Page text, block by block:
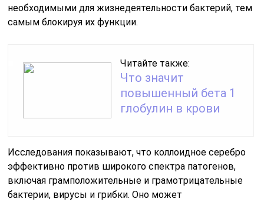
необходимыми для жизнедеятельности бактерий, тем
самым блокируя их функции.
Читайте также:
Что значит
повышенный бета 1
глобулин в крови
Исследования показывают, что коллоидное серебро
эффективно против широкого спектра патогенов,
включая грамположительные и грамотрицательные
бактерии, вирусы и грибки. Оно может